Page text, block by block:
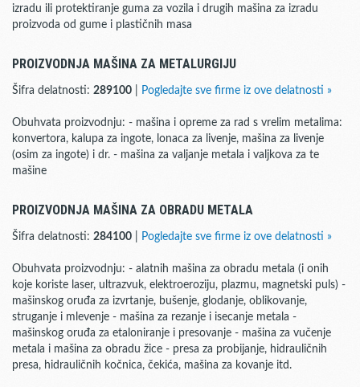
izradu ili protektiranje guma za vozila i drugih mašina za izradu
proizvoda od gume i plastičnih masa
PROIZVODNJA MAŠINA ZA METALURGIJU
Šifra delatnosti: 289100 Pogledajte sve firme iz ove delatnosti »
Obuhvata proizvodnju: - mašina i opreme za rad s vrelim metalima:
konvertora, kalupa za ingote, lonaca za livenje, mašina za livenje
(osim za ingote) i dr. - mašina za valjanje metala i valjkova za te
mašine
PROIZVODNJA MAŠINA ZA OBRADU METALA
Šifra delatnosti: 284100 Pogledajte sve firme iz ove delatnosti »
Obuhvata proizvodnju: - alatnih mašina za obradu metala (i onih
koje koriste laser, ultrazvuk, elektroeroziju, plazmu, magnetski puls) -
mašinskog oruđa za izvrtanje, bušenje, glodanje, oblikovanje,
struganje i mlevenje - mašina za rezanje i isecanje metala -
mašinskog oruđa za etaloniranje i presovanje - mašina za vučenje
metala i mašina za obradu žice - presa za probijanje, hidrauličnih
presa, hidrauličnih kočnica, čekića, mašina za kovanje itd.